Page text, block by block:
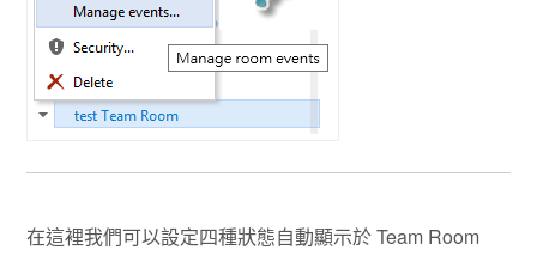
在這裡我們可以設定四種狀態自動顯示於 Team Room